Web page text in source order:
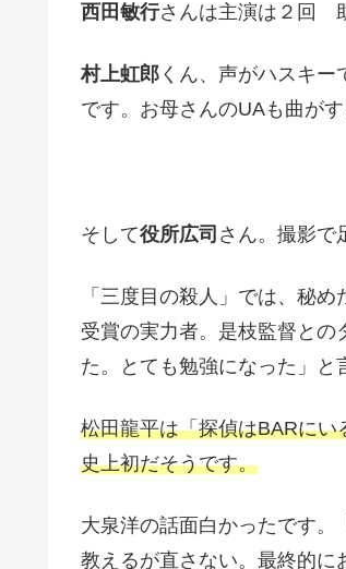
西田敏行さんは主演は２回
村上虹郎 くん、声がハスキ
です。お母さんのUAも曲がす
そして役所広司 さん。撮影で
「三度目の殺人」では、秘
受賞の実力者。是枝監督と
た。とても勉強になった」と
松田龍平は「探偵はBARに
史上初だそうです。
大泉洋の話面白かったです
教えるが直さない。最終的に